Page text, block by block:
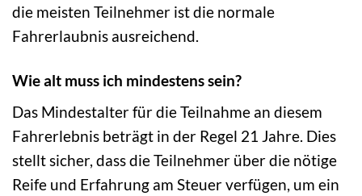
die meisten Teilnehmer ist die normale
Fahrerlaubnis ausreichend.
Wie alt muss ich mindestens sein?
Das Mindestalter für die Teilnahme an diesem
Fahrerlebnis beträgt in der Regel 21 Jahre. Dies
stellt sicher, dass die Teilnehmer über die nötige
Reife und Erfahrung am Steuer verfügen, um ein